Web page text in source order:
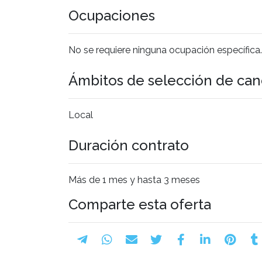
Ocupaciones
No se requiere ninguna ocupación específica.
Ámbitos de selección de
Local
Duración contrato
Más de 1 mes y hasta 3 meses
Comparte esta oferta